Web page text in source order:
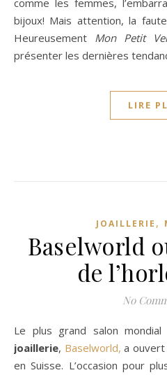
comme les femmes,
bijoux! Mais attention, la
Heureusement Mon Petit
présenter les dernières
LIRE
JOAILLERIE ,
Baselworld
de
No
Le plus grand salon mondial
joaillerie, Baselworld, a ouvert
en Suisse. L’occasion pour